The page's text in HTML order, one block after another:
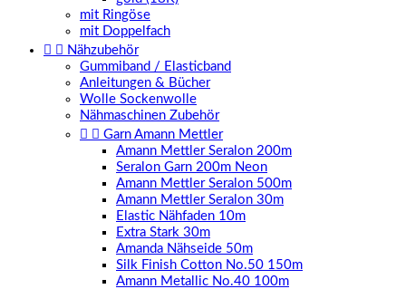
mit Ringöse
mit Doppelfach
  Nähzubehör
Gummiband / Elasticband
Anleitungen & Bücher
Wolle Sockenwolle
Nähmaschinen Zubehör
  Garn Amann Mettler
Amann Mettler Seralon 200m
Seralon Garn 200m Neon
Amann Mettler Seralon 500m
Amann Mettler Seralon 30m
Elastic Nähfaden 10m
Extra Stark 30m
Amanda Nähseide 50m
Silk Finish Cotton No.50 150m
Amann Metallic No.40 100m